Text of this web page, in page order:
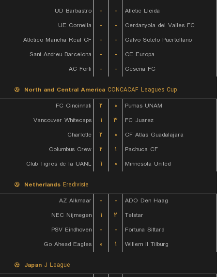
UD Barbastro
- -
Atletic Lleida
UE Cornella
- -
Cerdanyola del Valles FC
Atletico Mancha Real CF
- -
Calvo Sotelo Puertollano
Sant Andreu Barcelona
- -
CE Europa
AC Forli
- - Cesena FC
North and Central America CONCACAF Leagues Cup
FC Cincinnati
۲ ۰
Pumas UNAM
Vancouver Whitecaps
۱ ۳
FC Juarez
Charlotte
۲ ۰
CF Atlas Guadalajara
Columbus Crew
۲ ۱
Pachuca CF
Club Tigres de la UANL
۱ ۰ Minnesota United
Netherlands Eredivisie
AZ Alkmaar
- -
ADO Den Haag
NEC Nijmegen
۱ ۲
Telstar
PSV Eindhoven
- -
Fortuna Sittard
Go Ahead Eagles
۰ ۱ Willem II Tilburg
Japan J League